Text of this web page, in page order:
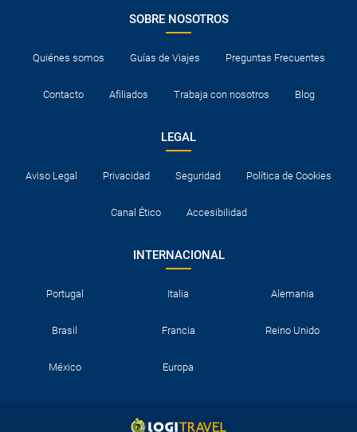
SOBRE NOSOTROS
Quiénes somos Guías de Viajes Preguntas Frecuentes
Contacto Afiliados Trabaja con nosotros Blog
LEGAL
Aviso Legal Privacidad Seguridad Política de Cookies
Canal Ético Accesibilidad
INTERNACIONAL
Portugal Italia Alemania
Brasil Francia Reino Unido
México Europa